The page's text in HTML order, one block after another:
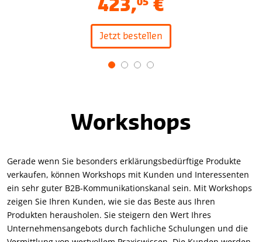
423,05 €
Jetzt bestellen
Workshops
Gerade wenn Sie besonders erklärungsbedürftige Produkte
verkaufen, können Workshops mit Kunden und Interessenten
ein sehr guter B2B-Kommunikationskanal sein. Mit Workshops
zeigen Sie Ihren Kunden, wie sie das Beste aus Ihren
Produkten herausholen. Sie steigern den Wert Ihres
Unternehmensangebots durch fachliche Schulungen und die